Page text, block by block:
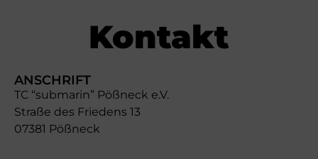
Kontakt
ANSCHRIFT
TC “submarin” Pößneck e.V.
Straße des Friedens 13
07381 Pößneck